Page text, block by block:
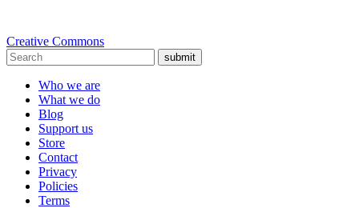
Creative Commons
submit
Who we are
What we do
Blog
Support us
Store
Contact
Privacy
Policies
Terms